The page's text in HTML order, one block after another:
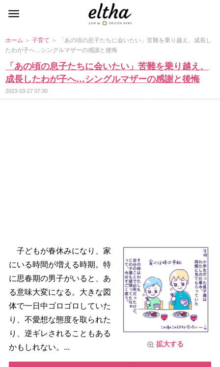
ホーム ＞子育て ＞ 「あの頃の息子たちに会いたい」苦難を乗り越え、成長し
たわが子へ…シングルマザーの感謝と後悔
「あの頃の息子たちに会いたい」苦難を乗り越え、
成長したわが子へ…シングルマザーの感謝と後悔
2023-03-27 07:30
拡大する
子どもが春休みになり、家
にいる時間が増える時期。特
に思春期の男子がいると、あ
る意味大変になる。大きな図
体で一日中ゴロゴロしていた
り、不愛想な態度を取られた
り、逆ギレされることもある
かもしれない。...